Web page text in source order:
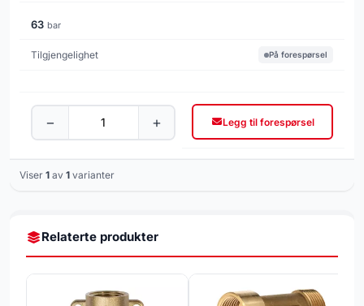
63 bar
På forespørsel
− + Legg til forespørsel
Viser 1 av 1 varianter
Relaterte produkter